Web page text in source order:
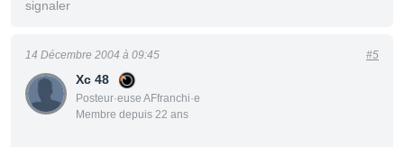
signaler
Xc 48
Posteur·euse AFfranchi·e
Membre depuis 22 ans
14 Décembre 2004 à 09:45 #5